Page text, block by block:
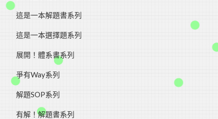
這是一本解題書系列
這是一本選擇題系列
展開！體系書系列
爭有Way系列
​解題SOP系列
有解！解題書系列